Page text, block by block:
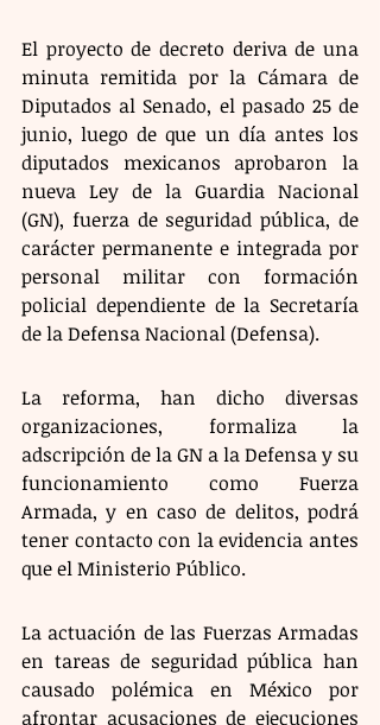
El proyecto de decreto deriva de una
minuta remitida por la Cámara de
Diputados al Senado, el pasado 25 de
junio, luego de que un día antes los
diputados mexicanos aprobaron la
nueva Ley de la Guardia Nacional
(GN), fuerza de seguridad pública, de
carácter permanente e integrada por
personal militar con formación
policial dependiente de la Secretaría
de la Defensa Nacional (Defensa).
La reforma, han dicho diversas
organizaciones, formaliza la
adscripción de la GN a la Defensa y su
funcionamiento como Fuerza
Armada, y en caso de delitos, podrá
tener contacto con la evidencia antes
que el Ministerio Público.
La actuación de las Fuerzas Armadas
en tareas de seguridad pública han
causado polémica en México por
afrontar acusaciones de ejecuciones